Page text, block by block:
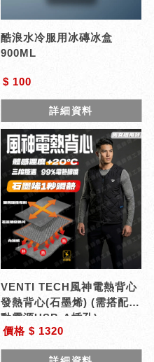
酷浪水冷服用冰磚冰盒
900ML
$ 100
詳細資料
VENTI TECH風神電熱背心
發熱背心(石墨烯) (需搭配行
動電源USB-A插孔)
價格 $ 1320